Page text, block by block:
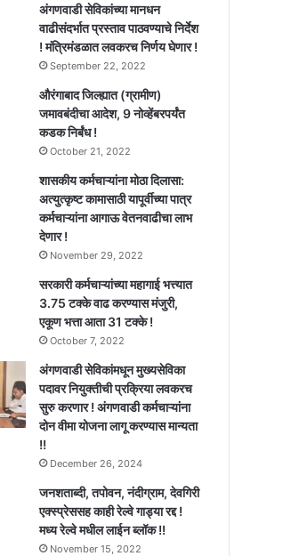
अंगणवाडी सेविकांच्या मानधन
वाढीसंदर्भात प्रस्ताव पाठवण्याचे निर्देश
! मंत्रिमंडळात लवकरच निर्णय घेणार !
September 22, 2022
औरंगाबाद जिल्ह्यात (ग्रामीण)
जमावबंदीचा आदेश, 9 नोव्हेंबरपर्यंत
कडक निर्बंध !
October 21, 2022
शासकीय कर्मचाऱ्यांना मोठा दिलासा:
अत्युत्कृष्ट कामासाठी यापूर्वीच्या पात्र
कर्मचाऱ्यांना आगाऊ वेतनवाढीचा लाभ
देणार !
November 29, 2022
सरकारी कर्मचाऱ्यांच्या महागाई भत्त्यात
3.75 टक्के वाढ करण्यास मंजुरी,
एकूण भत्ता आता 31 टक्के !
October 7, 2022
अंगणवाडी सेविकांमधून मुख्यसेविका
पदावर नियुक्तीची प्रक्रिया लवकरच
सुरु करणार ! अंगणवाडी कर्मचाऱ्यांना
दोन वीमा योजना लागू करण्यास मान्यता
!!
December 26, 2024
जनशताब्दी, तपोवन, नंदीग्राम, देवगिरी
एक्स्प्रेससह काही रेल्वे गाड्या रद्द !
मध्य रेल्वे मधील लाईन ब्लॉक !!
November 15, 2022